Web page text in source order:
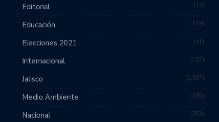
Editorial 12
Educación 119
Elecciones 2021 41
Internacional 107
Jalisco 2,387
Medio Ambiente 235
Nacional 763